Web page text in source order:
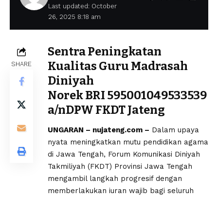
Last updated: October
26, 2025 8:18 am
SHARE
Sentra Peningkatan
Kualitas Guru Madrasah
Diniyah
Norek BRI 595001049533539
a/nDPW FKDT Jateng
UNGARAN – nujateng.com – Dalam upaya
nyata meningkatkan mutu pendidikan agama
di Jawa Tengah, Forum Komunikasi Diniyah
Takmiliyah (FKDT) Provinsi Jawa Tengah
mengambil langkah progresif dengan
memberlakukan iuran wajib bagi seluruh